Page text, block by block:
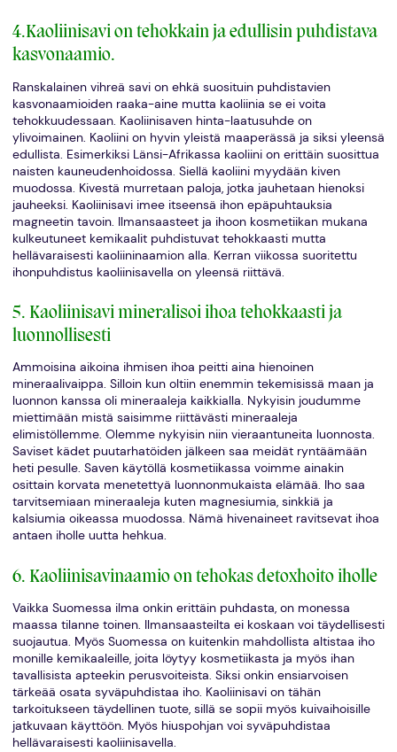
4.Kaoliinisavi on tehokkain ja edullisin puhdistava
kasvonaamio.
Ranskalainen vihreä savi on ehkä suosituin puhdistavien
kasvonaamioiden raaka-aine mutta kaoliinia se ei voita
tehokkuudessaan. Kaoliinisaven hinta-laatusuhde on
ylivoimainen. Kaoliini on hyvin yleistä maaperässä ja siksi yleensä
edullista. Esimerkiksi Länsi-Afrikassa kaoliini on erittäin suosittua
naisten kauneudenhoidossa. Siellä kaoliini myydään kiven
muodossa. Kivestä murretaan paloja, jotka jauhetaan hienoksi
jauheeksi. Kaoliinisavi imee itseensä ihon epäpuhtauksia
magneetin tavoin. Ilmansaasteet ja ihoon kosmetiikan mukana
kulkeutuneet kemikaalit puhdistuvat tehokkaasti mutta
hellävaraisesti kaoliininaamion alla. Kerran viikossa suoritettu
ihonpuhdistus kaoliinisavella on yleensä riittävä.
5. Kaoliinisavi mineralisoi ihoa tehokkaasti ja
luonnollisesti
Ammoisina aikoina ihmisen ihoa peitti aina hienoinen
mineraalivaippa. Silloin kun oltiin enemmin tekemisissä maan ja
luonnon kanssa oli mineraaleja kaikkialla. Nykyisin joudumme
miettimään mistä saisimme riittävästi mineraaleja
elimistöllemme. Olemme nykyisin niin vieraantuneita luonnosta.
Saviset kädet puutarhatöiden jälkeen saa meidät ryntäämään
heti pesulle. Saven käytöllä kosmetiikassa voimme ainakin
osittain korvata menetettyä luonnonmukaista elämää. Iho saa
tarvitsemiaan mineraaleja kuten magnesiumia, sinkkiä ja
kalsiumia oikeassa muodossa. Nämä hivenaineet ravitsevat ihoa
antaen iholle uutta hehkua.
6. Kaoliinisavinaamio on tehokas detoxhoito iholle
Vaikka Suomessa ilma onkin erittäin puhdasta, on monessa
maassa tilanne toinen. Ilmansaasteilta ei koskaan voi täydellisesti
suojautua. Myös Suomessa on kuitenkin mahdollista altistaa iho
monille kemikaaleille, joita löytyy kosmetiikasta ja myös ihan
tavallisista apteekin perusvoiteista. Siksi onkin ensiarvoisen
tärkeää osata syväpuhdistaa iho. Kaoliinisavi on tähän
tarkoitukseen täydellinen tuote, sillä se sopii myös kuivaihoisille
jatkuvaan käyttöön. Myös hiuspohjan voi syväpuhdistaa
hellävaraisesti kaoliinisavella.